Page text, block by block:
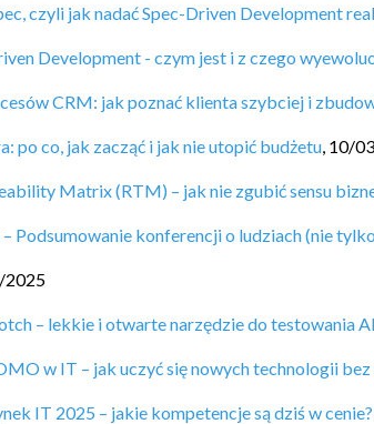
czyli jak nadać Spec-Driven Development
Development - czym jest i z czego
CRM: jak poznać klienta szybciej i
po co, jak zacząć i jak nie utopić budżetu, 10/
Matrix (RTM) – jak nie zgubić sensu
Podsumowanie konferencji o ludziach (nie
2025
– lekkie i otwarte narzędzie do testowania
w IT – jak uczyć się nowych technologii bez
IT 2025 – jakie kompetencje są dziś w cenie?